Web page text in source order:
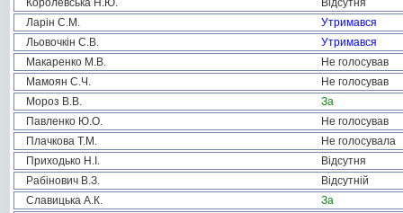
Королевська Н.Ю.
Відсутня
Ларін С.М.
Утримався
Льовочкін С.В.
Утримався
Макаренко М.В.
Не голосував
Мамоян С.Ч.
Не голосував
Мороз В.В.
За
Павленко Ю.О.
Не голосував
Плачкова Т.М.
Не голосувала
Приходько Н.І.
Відсутня
Рабінович В.З.
Відсутній
Славицька А.К.
За